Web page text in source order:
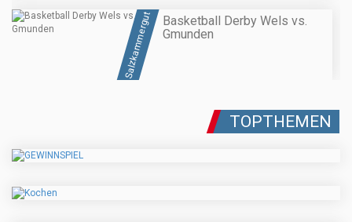
Salzkammergut
Basketball Derby Wels vs.
Gmunden
TOPTHEMEN